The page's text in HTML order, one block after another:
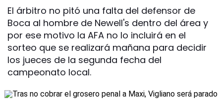
El árbitro no pitó una falta del defensor de
Boca al hombre de Newell's dentro del área y
por ese motivo la AFA no lo incluirá en el
sorteo que se realizará mañana para decidir
los jueces de la segunda fecha del
campeonato local.